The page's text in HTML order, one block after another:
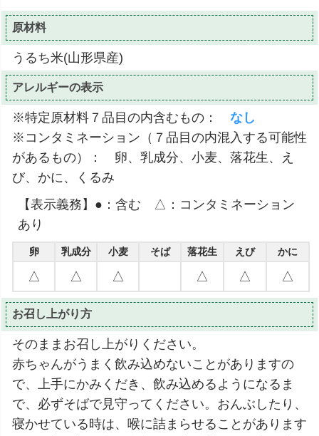
原材料
うるち米(山形県産)
アレルギーの表示
※特定原材料７品目の内含むもの： なし
※コンタミネーション（７品目の内混入する可能性
があるもの）： 卵、乳成分、小麦、落花生、え
び、かに、くるみ
【表示義務】●：含む △：コンタミネーション
あり
卵 乳成分 小麦 そば 落花生 えび かに
△ △ △ △ △ △
お召し上がり方
そのままお召し上がりください。
赤ちゃんがうまく飲み込めないことがありますの
で、上手にかみくだき、飲み込めるようになるま
で、必ずそばで見守ってください。おんぶしたり、
寝かせている時は、喉に詰まらせることがあります